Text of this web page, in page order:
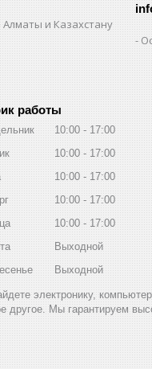
Алматы и Казахстану
работы
10:00
17:00
10:00
17:00
10:00
17:00
10:00
17:00
10:00
17:00
Выходной
Выходной
электронику,
другое. Мы гарантируем